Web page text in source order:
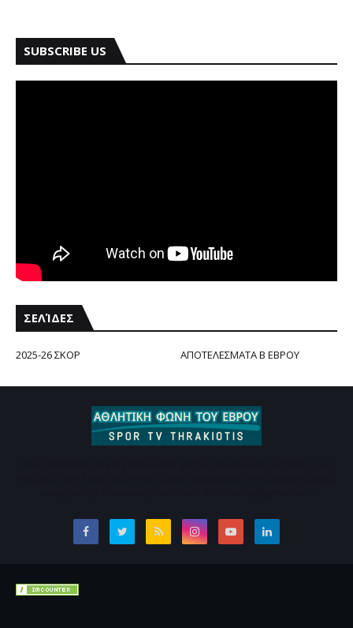
SUBSCRIBE US
ΣΕΛΊΔΕΣ
2025-26 ΣΚΟΡ ΑΠΟΤΕΛΕΣΜΑΤΑ Β ΕΒΡΟΥ